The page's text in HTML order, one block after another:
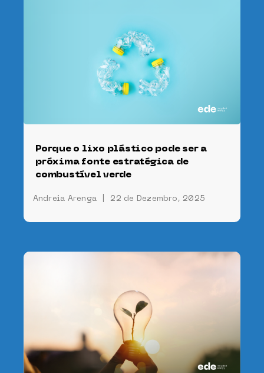
Porque o lixo plástico pode ser a
próxima fonte estratégica de
combustível verde
Andreia Arenga 22 de Dezembro, 2025